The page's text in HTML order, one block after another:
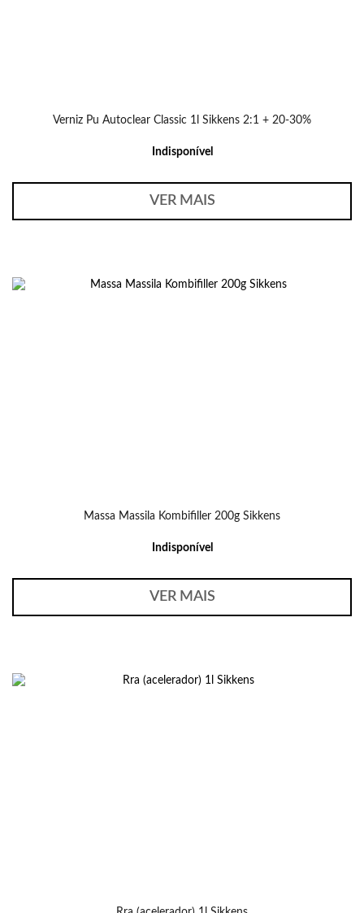
Verniz Pu Autoclear Classic 1l Sikkens 2:1 + 20-30%
Indisponível
VER MAIS
Massa Massila Kombifiller 200g Sikkens
Indisponível
VER MAIS